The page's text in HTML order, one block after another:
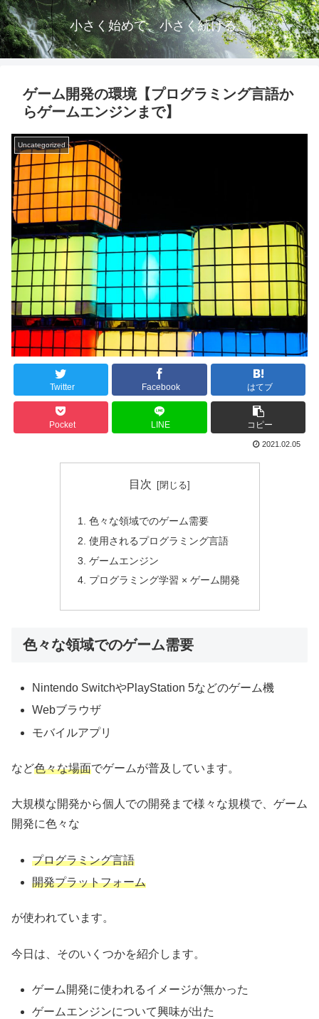
小さく始めて、小さく続ける。
ゲーム開発の環境【プログラミング言語か
らゲームエンジンまで】
Uncategorized
Twitter Facebook はてブ
Pocket LINE コピー
2021.02.05
目次
色々な領域でのゲーム需要
使用されるプログラミング言語
ゲームエンジン
プログラミング学習 × ゲーム開発
色々な領域でのゲーム需要
Nintendo SwitchやPlayStation 5などのゲーム機
Webブラウザ
モバイルアプリ
など色々な場面でゲームが普及しています。
大規模な開発から個人での開発まで様々な規模で、ゲーム
開発に色々な
プログラミング言語
開発プラットフォーム
が使われています。
今日は、そのいくつかを紹介します。
ゲーム開発に使われるイメージが無かった
ゲームエンジンについて興味が出た